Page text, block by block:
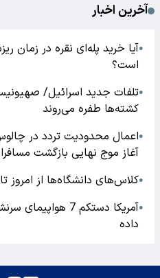
آخرین اخبار
●آیا خرید پله‌ای نقره در زمان
است؟
●تلفات جدید اسرائیل/
کشته‌ها طفره می‌روند
●
آغاز موج نهایی بازگشت
●کلاس‌های دانشگاه‌ها از
●
آمریکا دستکم 7
داده